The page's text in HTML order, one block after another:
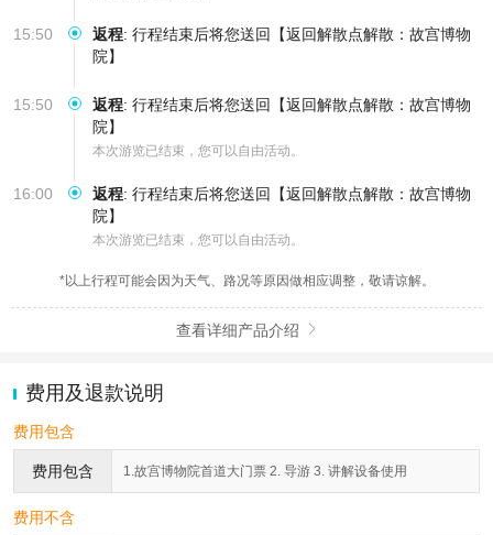
15:50 返程: 行程结束后将您送回【返回解散点解散：故宫博物
院】
15:50 返程: 行程结束后将您送回【返回解散点解散：故宫博物
院】
本次游览已结束，您可以自由活动。
16:00 返程: 行程结束后将您送回【返回解散点解散：故宫博物
院】
本次游览已结束，您可以自由活动。
*以上行程可能会因为天气、路况等原因做相应调整，敬请谅解。
查看详细产品介绍 
费用及退款说明
费用包含
费用包含 1.故宫博物院首道大门票 2. 导游 3. 讲解设备使用
费用不含